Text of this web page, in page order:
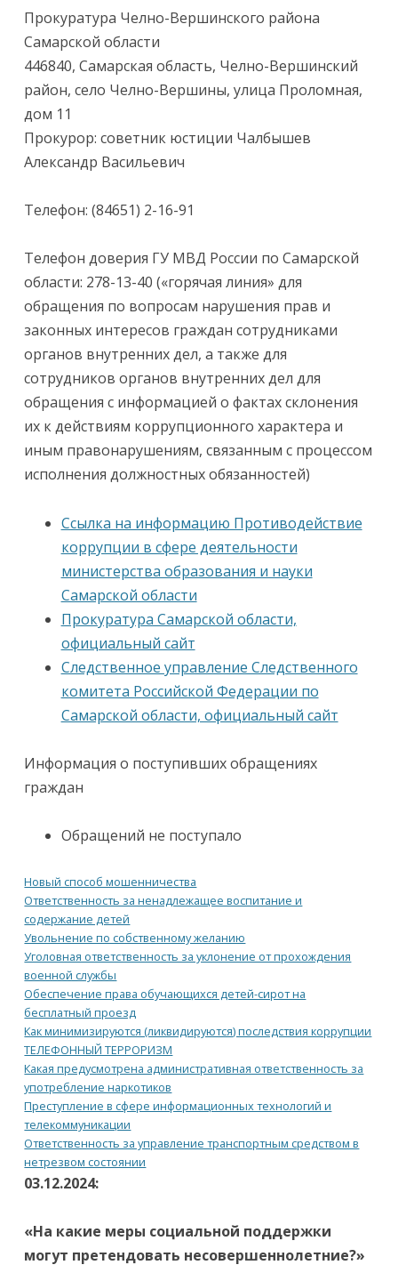
Прокуратура Челно-Вершинского района
Самарской области
446840, Самарская область, Челно-Вершинский
район, село Челно-Вершины, улица Проломная,
дом 11
Прокурор: советник юстиции Чалбышев
Александр Васильевич
Телефон: (84651) 2-16-91
Телефон доверия ГУ МВД России по Самарской
области: 278-13-40 («горячая линия» для
обращения по вопросам нарушения прав и
законных интересов граждан сотрудниками
органов внутренних дел, а также для
сотрудников органов внутренних дел для
обращения с информацией о фактах склонения
их к действиям коррупционного характера и
иным правонарушениям, связанным с процессом
исполнения должностных обязанностей)
Ссылка на информацию Противодействие
коррупции в сфере деятельности
министерства образования и науки
Самарской области
Прокуратура Самарской области,
официальный сайт
Следственное управление Следственного
комитета Российской Федерации по
Самарской области, официальный сайт
Информация о поступивших обращениях
граждан
Обращений не поступало
Новый способ мошенничества
Ответственность за ненадлежащее воспитание и
содержание детей
Увольнение по собственному желанию
Уголовная ответственность за уклонение от прохождения
военной службы
Обеспечение права обучающихся детей-сирот на
бесплатный проезд
Как минимизируются (ликвидируются) последствия коррупции
ТЕЛЕФОННЫЙ ТЕРРОРИЗМ
Какая предусмотрена административная ответственность за
употребление наркотиков
Преступление в сфере информационных технологий и
телекоммуникации
Ответственность за управление транспортным средством в
нетрезвом состоянии
03.12.2024:
«На какие меры социальной поддержки
могут претендовать несовершеннолетние?»